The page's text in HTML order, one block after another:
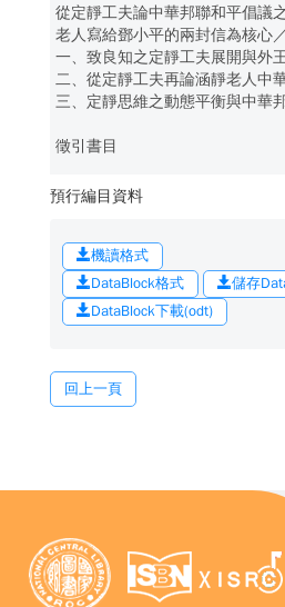
從定靜工夫論中華邦聯和平倡
老人寫給鄧小平的兩封信為核心
一、致良知之定靜工夫展開與外
二、從定靜工夫再論涵靜老人中
三、定靜思維之動態平衡與中華
徵引書目
預行編目資料
機讀格式
DataBlock格式
儲存
DataBlock下載(odt)
回上一頁